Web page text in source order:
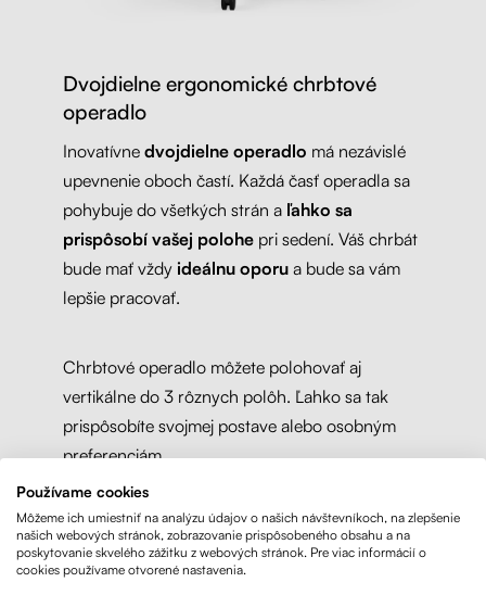
Dvojdielne ergonomické chrbtové
operadlo
Inovatívne dvojdielne operadlo má nezávislé
upevnenie oboch častí. Každá časť operadla sa
pohybuje do všetkých strán aľahko sa
prispôsobí vašej polohepri sedení. Váš chrbát
bude mať vždy ideálnu oporua bude sa vám
lepšie pracovať.
Chrbtové operadlo môžete polohovať aj
vertikálne do 3 rôznych polôh. Ľahko sa tak
prispôsobíte svojmej postave alebo osobným
preferenciám.
Používame cookies
Môžeme ich umiestniť na analýzu údajov o našich návštevníkoch, na zlepšenie
našich webových stránok, zobrazovanie prispôsobeného obsahu a na
poskytovanie skvelého zážitku z webových stránok. Pre viac informácií o
cookies používame otvorené nastavenia.